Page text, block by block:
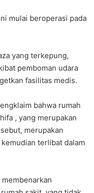
mulai beroperasi pada
yang terkepung,
pemboman udara
fasilitas medis.
bahwa rumah
, yang merupakan
merupakan
terlibat dalam